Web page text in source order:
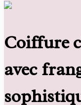
Coiffure
avec